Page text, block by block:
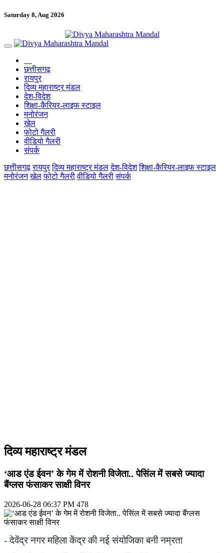
Saturday 8, Aug 2026
छत्तीसगढ़
रायपुर
दिव्य महाराष्ट्र मंडल
देश-विदेश
शिक्षा-कैरियर-लाइफ स्टाइल
मनोरंजन
खेल
फोटो गैलरी
वीडियो गैलरी
संपर्क
छत्तीसगढ़ रायपुर दिव्य महाराष्ट्र मंडल देश-विदेश शिक्षा-कैरियर-लाइफ स्टाइल
मनोरंजन खेल फोटो गैलरी वीडियो गैलरी संपर्क
दिव्य महाराष्ट्र मंडल
‘आड एंड ईवन’ के गेम में रोशनी विजेता.. पेसिंल में सबसे ज्यादा
बैंग्लस फंसाकर साक्षी विनर
2026-06-28 06:37 PM 478
- देवेंद्र नगर महिला केंद्र की नई संयोजिका बनी नम्रता